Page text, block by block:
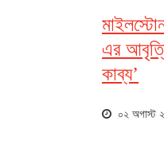
এর
কাব্য’
০২ অগাস্ট